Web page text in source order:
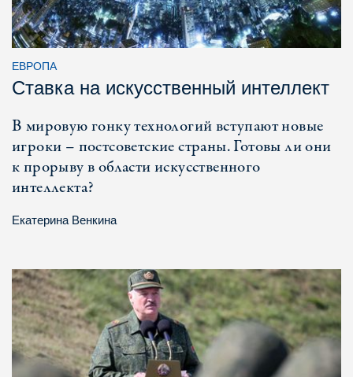
ЕВРОПА
Ставка на искусственный интеллект
В мировую гонку технологий вступают новые
игроки – постсоветские страны. Готовы ли они
к прорыву в области искусственного
интеллекта?
Екатерина Венкина